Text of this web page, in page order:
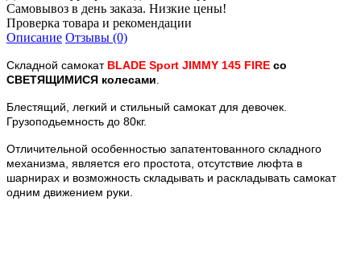
Самовывоз в день заказа. Низкие цены!
Проверка товара и рекомендации
Описание Отзывы (0)
Складной самокат BLADE Sport JIMMY 145 FIRE со
СВЕТЯЩИМИСЯ колесами
Блестящий, легкий и стильный самокат для девочек.
Грузоподьемность до 80кг.
Отличительной особенностью запатентованного складного
механизма, является его простота, отсутствие люфта в
шарнирах и возможность складывать и раскладывать самокат
одним движением руки.